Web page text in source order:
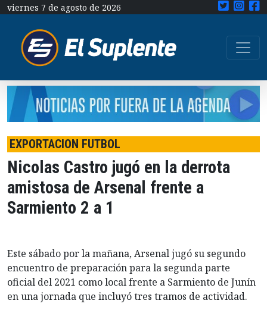
viernes 7 de agosto de 2026
EXPORTACION FUTBOL
Nicolas Castro jugó en la derrota
amistosa de Arsenal frente a
Sarmiento 2 a 1
Este sábado por la mañana, Arsenal jugó su segundo
encuentro de preparación para la segunda parte
oficial del 2021 como local frente a Sarmiento de Junín
en una jornada que incluyó tres tramos de actividad.